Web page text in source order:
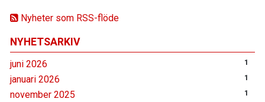
Nyheter som RSS-flöde
NYHETSARKIV
juni 2026 1
januari 2026 1
november 2025 1